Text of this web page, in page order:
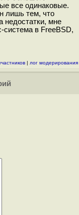
все одинаковые.
лишь тем, что
недостатки, мне
система в FreeBSD,
| лог модерирования